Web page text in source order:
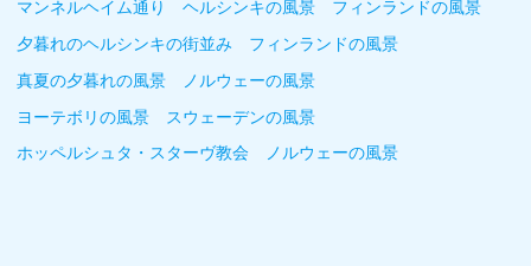
マンネルヘイム通り ヘルシンキの風景 フィンランドの風景
夕暮れのヘルシンキの街並み フィンランドの風景
真夏の夕暮れの風景 ノルウェーの風景
ヨーテボリの風景 スウェーデンの風景
ホッペルシュタ・スターヴ教会 ノルウェーの風景